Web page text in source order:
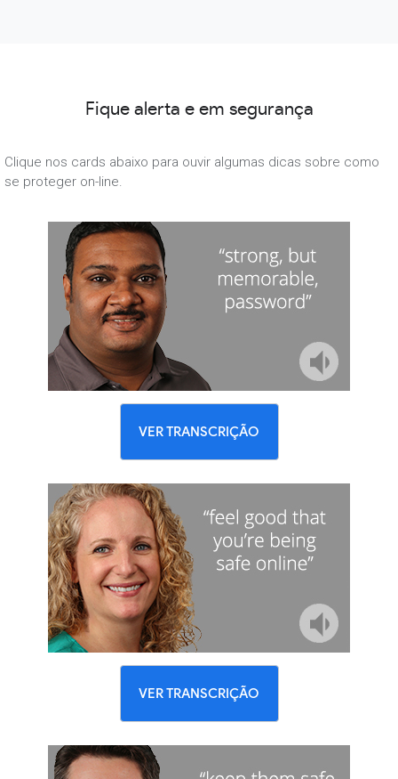
Fique alerta e em segurança
Clique nos cards abaixo para ouvir algumas dicas sobre como
se proteger on-line.
VER TRANSCRIÇÃO
VER TRANSCRIÇÃO